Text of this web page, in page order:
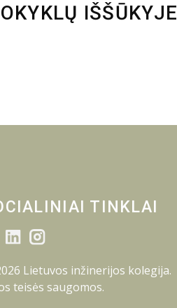
IŠŠŪKYJE
TINKLAI
Lietuvos inžinerijos kolegija.
teisės saugomos.